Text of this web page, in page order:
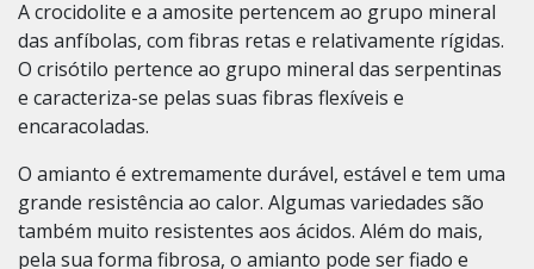
A crocidolite e a amosite pertencem ao grupo mineral
das anfíbolas, com fibras retas e relativamente rígidas.
O crisótilo pertence ao grupo mineral das serpentinas
e caracteriza-se pelas suas fibras flexíveis e
encaracoladas.
O amianto é extremamente durável, estável e tem uma
grande resistência ao calor. Algumas variedades são
também muito resistentes aos ácidos. Além do mais,
pela sua forma fibrosa, o amianto pode ser fiado e